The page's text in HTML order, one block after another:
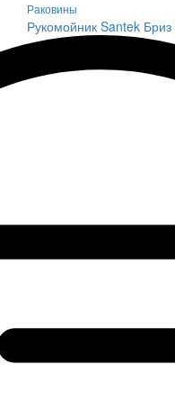
Раковины
Рукомойник Santek